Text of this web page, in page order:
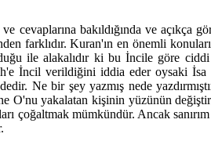
cevaplarına bakıldığında ve açıkça
farklıdır. Kuran'ın en önemli
ile alakalıdır ki bu İncile göre ciddi
İncil verildiğini iddia eder oysaki İsa
Ne bir şey yazmış nede
O'nu yakalatan kişinin yüzünün
çoğaltmak mümkündür. Ancak